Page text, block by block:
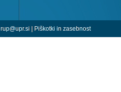
rup@upr.si | Piškotki in zasebnost